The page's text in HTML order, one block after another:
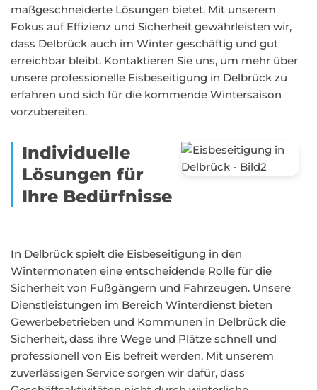
maßgeschneiderte Lösungen bietet. Mit unserem
Fokus auf Effizienz und Sicherheit gewährleisten wir,
dass Delbrück auch im Winter geschäftig und gut
erreichbar bleibt. Kontaktieren Sie uns, um mehr über
unsere professionelle Eisbeseitigung in Delbrück zu
erfahren und sich für die kommende Wintersaison
vorzubereiten.
Individuelle
Lösungen für
Ihre Bedürfnisse
In Delbrück spielt die Eisbeseitigung in den
Wintermonaten eine entscheidende Rolle für die
Sicherheit von Fußgängern und Fahrzeugen. Unsere
Dienstleistungen im Bereich Winterdienst bieten
Gewerbebetrieben und Kommunen in Delbrück die
Sicherheit, dass ihre Wege und Plätze schnell und
professionell von Eis befreit werden. Mit unserem
zuverlässigen Service sorgen wir dafür, dass